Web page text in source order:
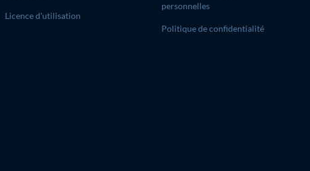
Licence d'utilisation
personnelles
Politique de confidentialité